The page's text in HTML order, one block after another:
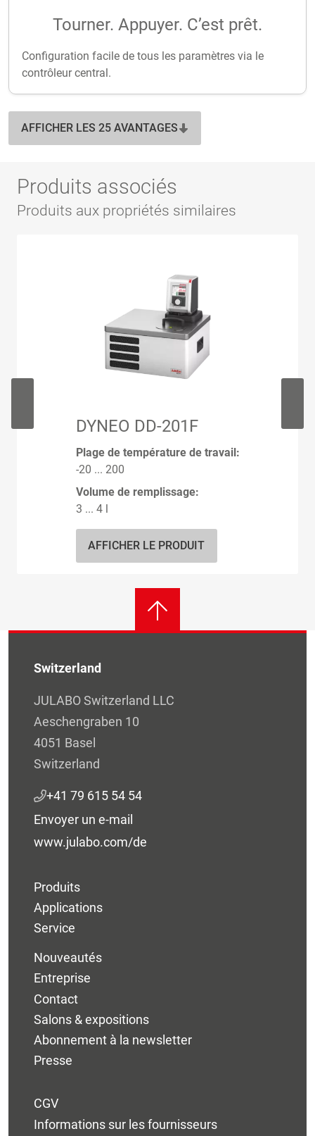
Tourner. Appuyer. C’est prêt.
Configuration facile de tous les paramètres via le
contrôleur central.
AFFICHER LES 25 AVANTAGES
Produits associés
Produits aux propriétés similaires
DYNEO DD-201F
Plage de température de travail:
-20 ... 200
Volume de remplissage:
3 ... 4 l
AFFICHER LE PRODUIT
Switzerland
JULABO Switzerland LLC
Aeschengraben 10
4051 Basel
Switzerland
+41 79 615 54 54
Envoyer un e-mail
www.julabo.com/de
Produits
Applications
Service
Nouveautés
Entreprise
Contact
Salons & expositions
Abonnement à la newsletter
Presse
CGV
Informations sur les fournisseurs